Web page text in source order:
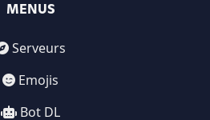
MENUS
Serveurs
Emojis
Bot DL